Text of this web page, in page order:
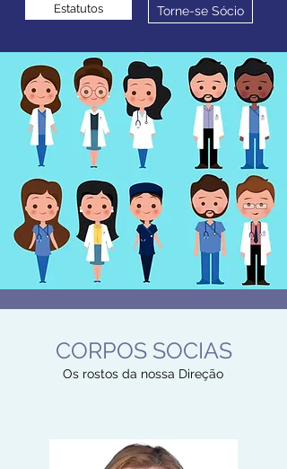
Estatutos Torne-se Sócio
CORPOS SOCIAS
Os rostos da nossa Direção